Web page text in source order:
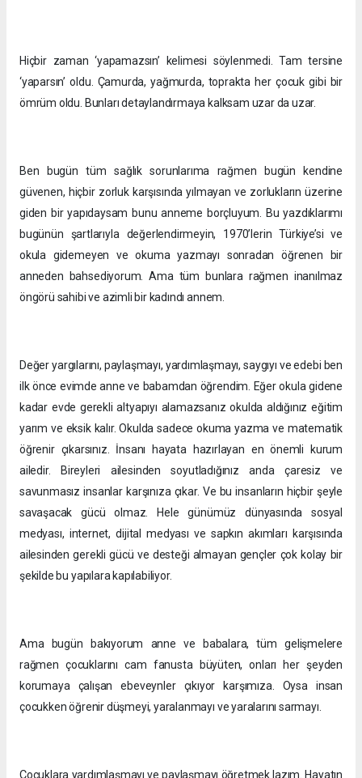
Hiçbir zaman ‘yapamazsın’ kelimesi söylenmedi. Tam tersine
‘yaparsın’ oldu. Çamurda, yağmurda, toprakta her çocuk gibi bir
ömrüm oldu. Bunları detaylandırmaya kalksam uzar da uzar.
Ben bugün tüm sağlık sorunlarıma rağmen bugün kendine
güvenen, hiçbir zorluk karşısında yılmayan ve zorlukların üzerine
giden bir yapıdaysam bunu anneme borçluyum. Bu yazdıklarımı
bugünün şartlarıyla değerlendirmeyin, 1970’lerin Türkiye’si ve
okula gidemeyen ve okuma yazmayı sonradan öğrenen bir
anneden bahsediyorum. Ama tüm bunlara rağmen inanılmaz
öngörü sahibi ve azimli bir kadındı annem.
Değer yargılarını, paylaşmayı, yardımlaşmayı, saygıyı ve edebi ben
ilk önce evimde anne ve babamdan öğrendim. Eğer okula gidene
kadar evde gerekli altyapıyı alamazsanız okulda aldığınız eğitim
yarım ve eksik kalır. Okulda sadece okuma yazma ve matematik
öğrenir çıkarsınız. İnsanı hayata hazırlayan en önemli kurum
ailedir. Bireyleri ailesinden soyutladığınız anda çaresiz ve
savunmasız insanlar karşınıza çıkar. Ve bu insanların hiçbir şeyle
savaşacak gücü olmaz. Hele günümüz dünyasında sosyal
medyası, internet, dijital medyası ve sapkın akımları karşısında
ailesinden gerekli gücü ve desteği almayan gençler çok kolay bir
şekilde bu yapılara kapılabiliyor.
Ama bugün bakıyorum anne ve babalara, tüm gelişmelere
rağmen çocuklarını cam fanusta büyüten, onları her şeyden
korumaya çalışan ebeveynler çıkıyor karşımıza. Oysa insan
çocukken öğrenir düşmeyi, yaralanmayı ve yaralarını sarmayı.
Çocuklara yardımlaşmayı ve paylaşmayı öğretmek lazım. Hayatın